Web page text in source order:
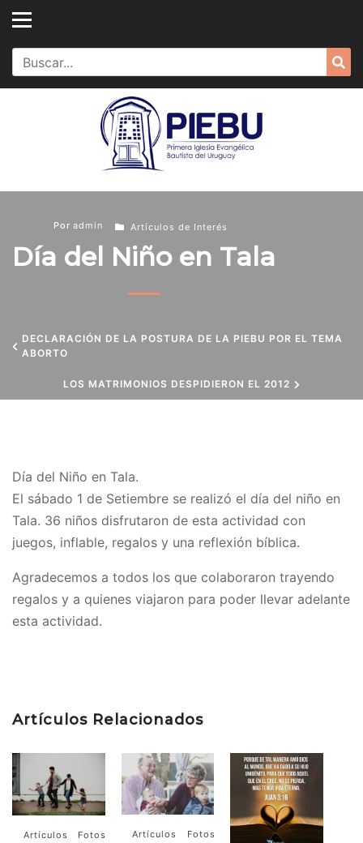
Skip
content
Search
for:
DECLARACIÓN DE LA POSTURA DE LA PIEBU POR EL TEMA
ABORTO
Por admin Artículos de Interés
Día del Niño en Tala
LOS MATRIMONIOS DESPIDIERON EL 2012
Día del Niño en Tala.
El sábado 1 de Setiembre se realizó el día del niño en
Tala. 36 niños disfrutaron de esta actividad con
juegos, inflable, regalos y una reflexión bíblica.
Agradecemos a todos los que colaboraron trayendo
regalos y a quienes viajaron para poder llevar adelante
esta actividad.
Artículos Relacionados
Artículos
Fotos
Artículos
Fotos